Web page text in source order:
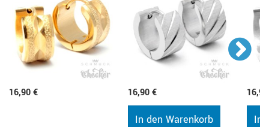
16,90 € 16,90 €
In den Warenkorb In